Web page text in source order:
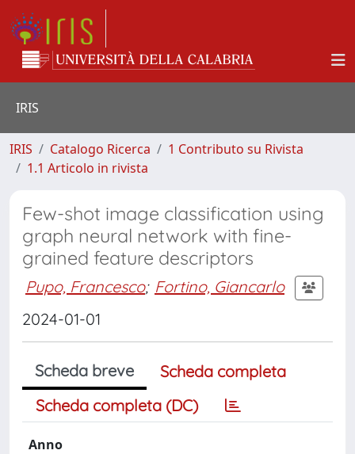
IRIS
IRIS Catalogo Ricerca
1 Contributo su Rivista
1.1 Articolo in rivista
Few-shot image classification using
graph neural network with fine-
grained feature descriptors
Pupo, Francesco; Fortino, Giancarlo
2024-01-01
Scheda breve
Scheda completa
Scheda completa (DC)
Anno